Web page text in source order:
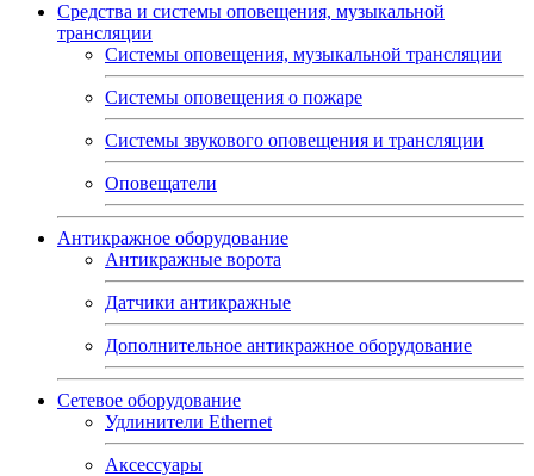
Средства и системы оповещения, музыкальной
трансляции
Системы оповещения, музыкальной трансляции
Системы оповещения о пожаре
Системы звукового оповещения и трансляции
Оповещатели
Антикражное оборудование
Антикражные ворота
Датчики антикражные
Дополнительное антикражное оборудование
Сетевое оборудование
Удлинители Ethernet
Аксессуары